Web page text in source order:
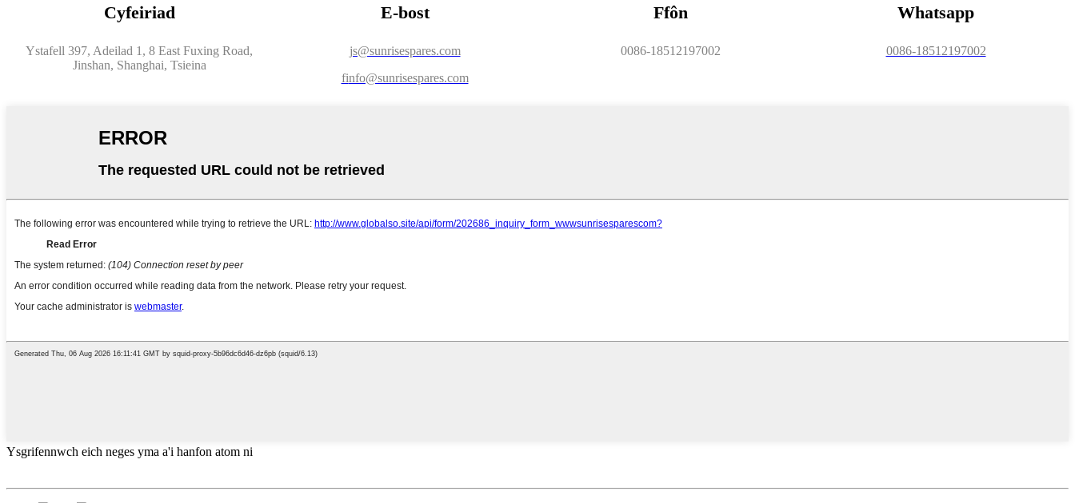
Cyfeiriad
Ystafell 397, Adeilad 1, 8 East Fuxing Road,
Jinshan, Shanghai, Tsieina
E-bost
js@sunrisespares.com
finfo@sunrisespares.com
Ffôn
0086-18512197002
Whatsapp
0086-18512197002
Ysgrifennwch eich neges yma a'i hanfon atom ni